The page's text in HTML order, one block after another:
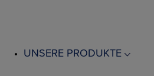
UNSERE PRODUKTE